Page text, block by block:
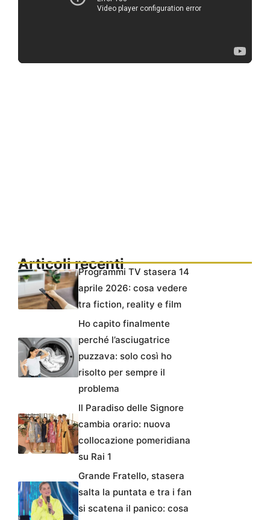
Articoli recentiProgrammi TV stasera 14
aprile 2026: cosa vedere
tra fiction, reality e film
Ho capito finalmente
perché l’asciugatrice
puzzava: solo così ho
risolto per sempre il
problema
Il Paradiso delle Signore
cambia orario: nuova
collocazione pomeridiana
su Rai 1
Grande Fratello, stasera
salta la puntata e tra i fan
si scatena il panico: cosa